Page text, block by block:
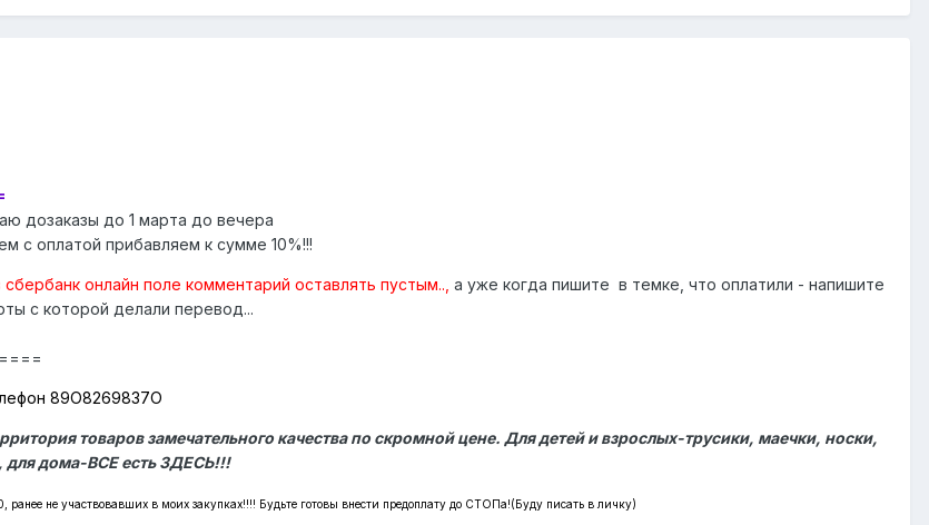
дозаказы до 1 марта до вечера
с оплатой прибавляем к сумме 10%!!!
онлайн поле комментарий оставлять пустым.., а уже когда пишите в темке, что оплатили - напишите
с которой делали перевод...
89О8269837О
товаров замечательного качества по скромной цене. Для детей и взрослых-трусики, маечки, носки,
для дома-ВСЕ есть ЗДЕСЬ!!!
не участвовавших в моих закупках!!!! Будьте готовы внести предоплату до СТОПа!(Буду писать в личку)